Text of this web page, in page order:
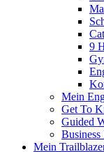
9
Mein
Get To
Guided
Business
Mein